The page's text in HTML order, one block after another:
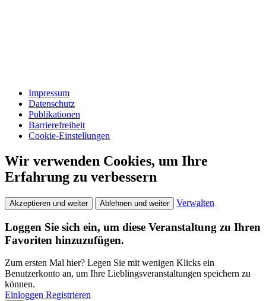
Impressum
Datenschutz
Publikationen
Barrierefreiheit
Cookie-Einstellungen
Wir verwenden Cookies, um Ihre
Erfahrung zu verbessern
Akzeptieren und weiter Ablehnen und weiter Verwalten
Loggen Sie sich ein, um diese Veranstaltung zu Ihren
Favoriten hinzuzufügen.
Zum ersten Mal hier? Legen Sie mit wenigen Klicks ein
Benutzerkonto an, um Ihre Lieblingsveranstaltungen speichern zu
können.
Einloggen Registrieren